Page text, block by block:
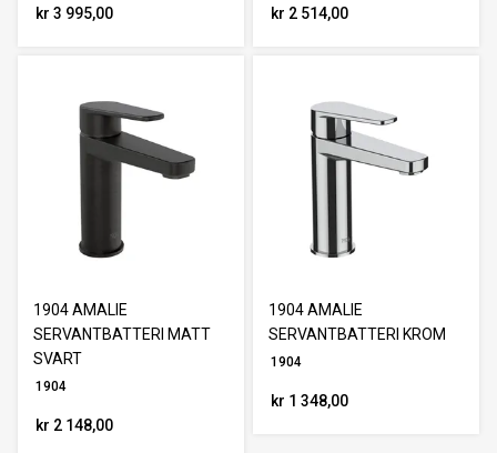
kr 3 995,00 kr 2 514,00
1904 AMALIE
SERVANTBATTERI MATT
SVART
1904
kr 2 148,00
1904 AMALIE
SERVANTBATTERI KROM
1904
kr 1 348,00